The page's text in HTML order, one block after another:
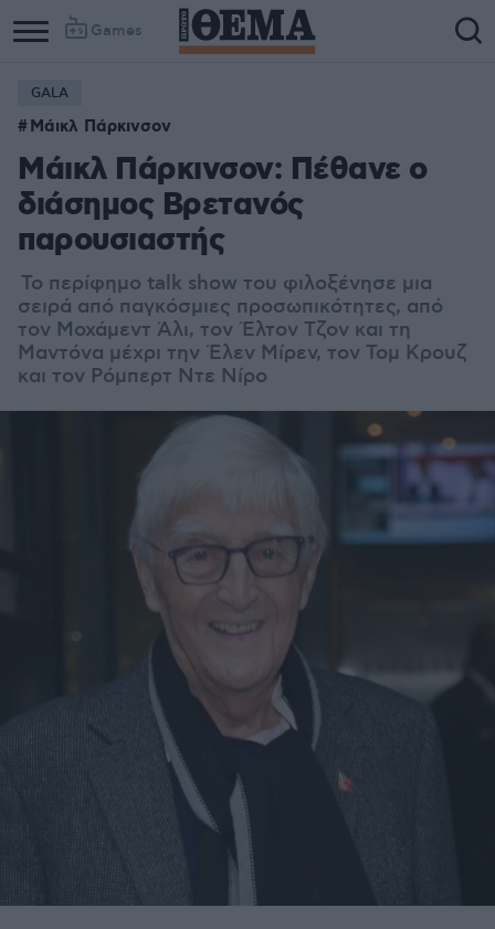
Games
GALA
Μάικλ Πάρκινσον
Μάικλ Πάρκινσον: Πέθανε ο
διάσημος Βρετανός
παρουσιαστής
Το περίφημο talk show του φιλοξένησε μια
σειρά από παγκόσμιες προσωπικότητες, από
τον Μοχάμεντ Άλι, τον Έλτον Τζον και τη
Μαντόνα μέχρι την Έλεν Μίρεν, τον Τομ Κρουζ
και τον Ρόμπερτ Ντε Νίρο